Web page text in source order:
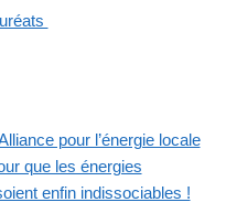
pour l’énergie locale
que les énergies
enfin indissociables !